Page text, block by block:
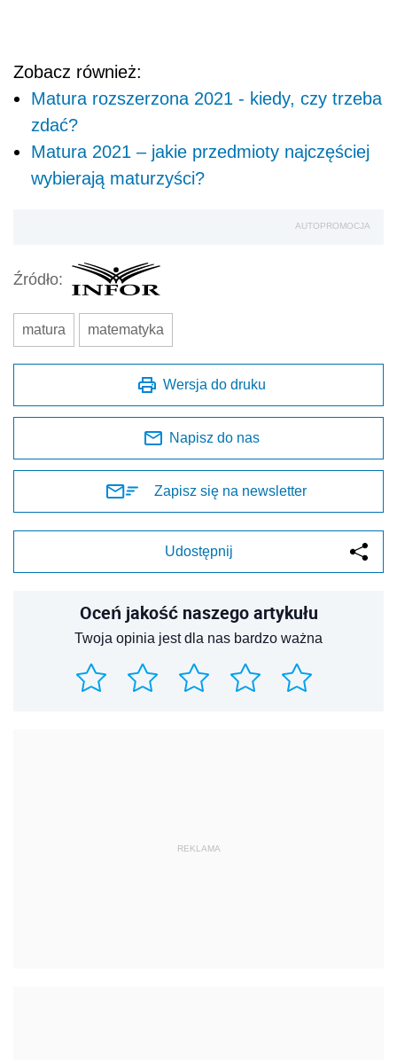
Zobacz również:
Matura rozszerzona 2021 - kiedy, czy trzeba
zdać?
Matura 2021 – jakie przedmioty najczęściej
wybierają maturzyści?
AUTOPROMOCJA
Źródło:
matura matematyka
Wersja do druku
Napisz do nas
Zapisz się na newsletter
Udostępnij
Oceń jakość naszego artykułu
Twoja opinia jest dla nas bardzo ważna
REKLAMA